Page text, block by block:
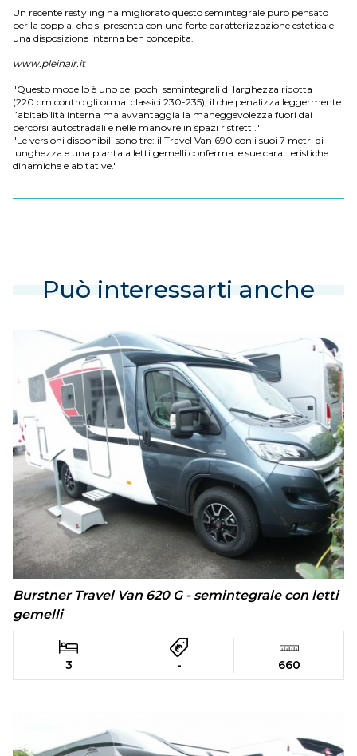
Un recente restyling ha migliorato questo semintegrale puro pensato
per la coppia, che si presenta con una forte caratterizzazione estetica e
una disposizione interna ben concepita.
www.pleinair.it
"Questo modello è uno dei pochi semintegrali di larghezza ridotta
(220 cm contro gli ormai classici 230-235), il che penalizza leggermente
l’abitabilità interna ma avvantaggia la maneggevolezza fuori dai
percorsi autostradali e nelle manovre in spazi ristretti."
"Le versioni disponibili sono tre: il Travel Van 690 con i suoi 7 metri di
lunghezza e una pianta a letti gemelli conferma le sue caratteristiche
dinamiche e abitative."
Può interessarti anche
Burstner Travel Van 620 G - semintegrale con letti
gemelli
3 - 660